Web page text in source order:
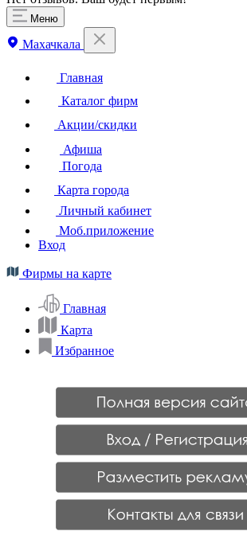
Меню
Махачкала
Главная
Каталог фирм
Акции/скидки
Афиша
Погода
Карта города
Личный кабинет
Моб.приложение
Вход
Фирмы на карте
Главная
Карта
Избранное